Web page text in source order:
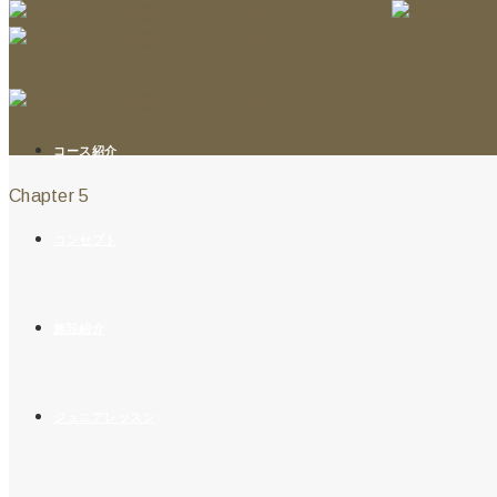
コース紹介
第五章「スタート前の
Chapter 5